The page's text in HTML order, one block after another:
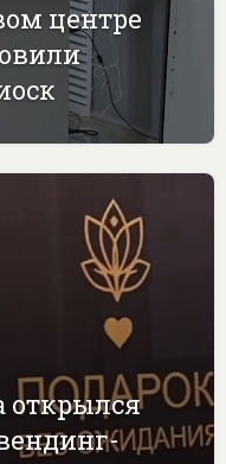
центре
открылся